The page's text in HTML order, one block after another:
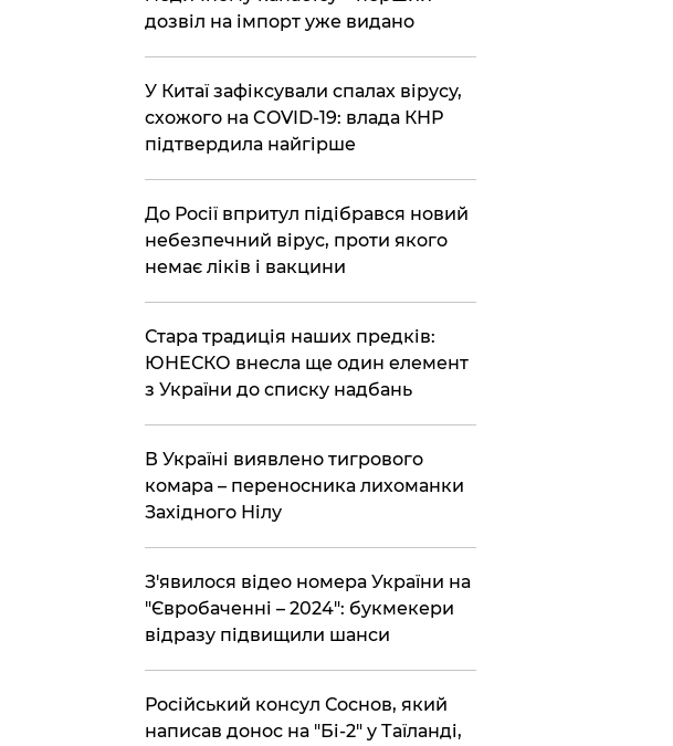
дозвіл на імпорт уже видано
У Китаї зафіксували спалах вірусу,
схожого на COVID-19: влада КНР
підтвердила найгірше
До Росії впритул підібрався новий
небезпечний вірус, проти якого
немає ліків і вакцини
Стара традиція наших предків:
ЮНЕСКО внесла ще один елемент
з України до списку надбань
В Україні виявлено тигрового
комара – переносника лихоманки
Західного Нілу
З'явилося відео номера України на
"Євробаченні – 2024": букмекери
відразу підвищили шанси
Російський консул Соснов, який
написав донос на "Бі-2" у Таїланді,